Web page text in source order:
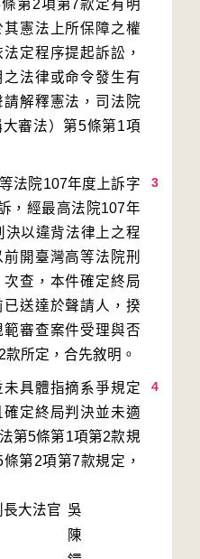
第2項第7款定有明
憲法上所保障之權
定程序提起訴訟，
法律或命令發生有
解釋憲法，司法院
審法）第5條第1項
3
法院107年度上訴字
，經最高法院107年
決以違背法律上之程
開臺灣高等法院刑
查，本件確定終局
送達於聲請人，揆
審查案件受理與否
4
具體指摘系爭規定
定終局判決並未適
第5條第1項第2款規
第2項第7款規定，
長大法官 吳
陳